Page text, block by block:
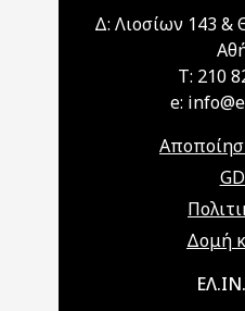
Δ: Λιοσίων 143 &
T: 210
e:
Δομή
Main navigation